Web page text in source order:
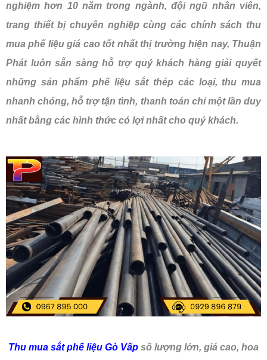
nghiệm hơn 10 năm trong ngành, đội ngũ nhân viên,
trang thiết bị chuyên nghiệp cùng các chính sách thu
mua phế liệu giá cao tốt nhất thị trường hiện nay, Thuận
Phát luôn sẵn sàng hỗ trợ quý khách hàng giải quyết
những sản phẩm phế liệu sắt thép các loại, thu mua
nhanh chóng, hỗ trợ tận tình, thanh toán chỉ một lần duy
nhất bằng các hình thức có lợi nhất cho quý khách.
Thu mua sắt phế liệu Gò Vấp số lượng lớn, giá cao, hoa